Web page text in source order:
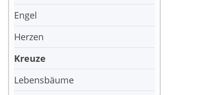
Engel
Herzen
Kreuze
Lebensbäume